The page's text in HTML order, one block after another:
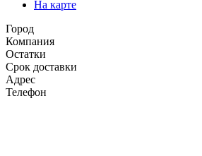
На карте
Город
Компания
Остатки
Срок доставки
Адрес
Телефон